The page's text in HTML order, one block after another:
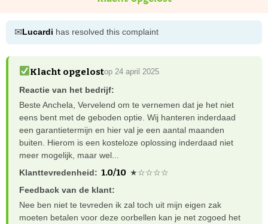
✉Lucardi has resolved this complaint
Klacht opgelostop 24 april 2025
Reactie van het bedrijf:
Beste Anchela, Vervelend om te vernemen dat je het niet
eens bent met de geboden optie. Wij hanteren inderdaad
een garantietermijn en hier val je een aantal maanden
buiten. Hierom is een kosteloze oplossing inderdaad niet
meer mogelijk, maar wel...
Klanttevredenheid: 1.0/10 ★☆☆☆☆
Feedback van de klant:
Nee ben niet te tevreden ik zal toch uit mijn eigen zak
moeten betalen voor deze oorbellen kan je net zogoed het